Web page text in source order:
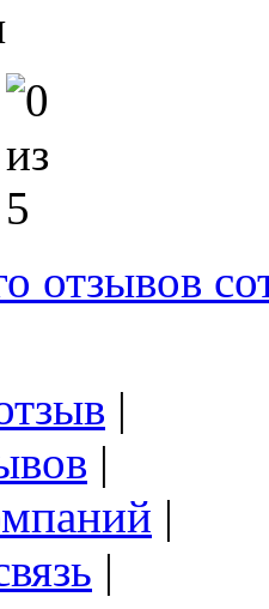
отзывов
|
|
|
|